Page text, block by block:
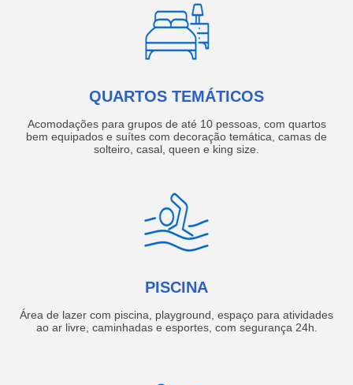
QUARTOS TEMÁTICOS
Acomodações para grupos de até 10 pessoas, com quartos
bem equipados e suítes com decoração temática, camas de
solteiro, casal, queen e king size.
PISCINA
Área de lazer com piscina, playground, espaço para atividades
ao ar livre, caminhadas e esportes, com segurança 24h.